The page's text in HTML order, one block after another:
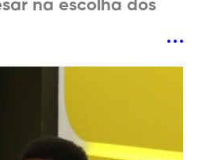
na escolha dos